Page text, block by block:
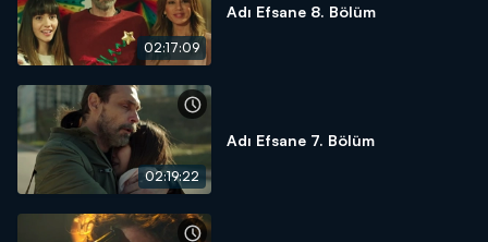
02:17:09
Adı Efsane 8. Bölüm
02:19:22
Adı Efsane 7. Bölüm